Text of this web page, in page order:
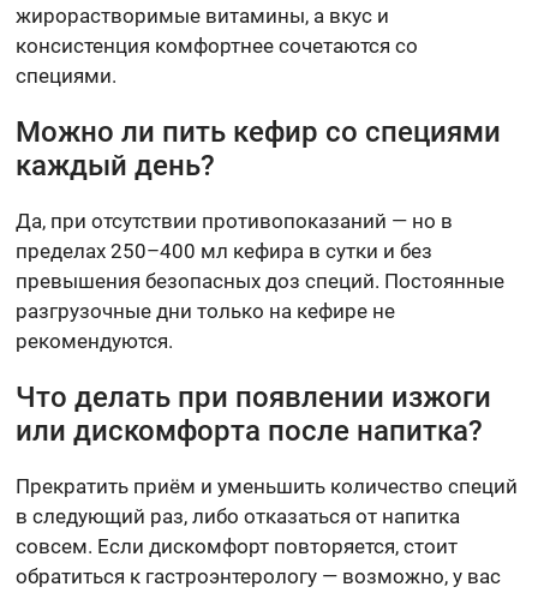
жирорастворимые витамины, а вкус и
консистенция комфортнее сочетаются со
специями.
Можно ли пить кефир со специями
каждый день?
Да, при отсутствии противопоказаний — но в
пределах 250–400 мл кефира в сутки и без
превышения безопасных доз специй. Постоянные
разгрузочные дни только на кефире не
рекомендуются.
Что делать при появлении изжоги
или дискомфорта после напитка?
Прекратить приём и уменьшить количество специй
в следующий раз, либо отказаться от напитка
совсем. Если дискомфорт повторяется, стоит
обратиться к гастроэнтерологу — возможно, у вас